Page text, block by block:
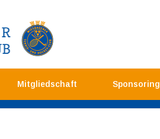
Mitgliedschaft Sponsoring